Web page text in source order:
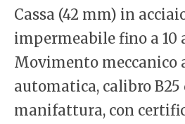
Cassa (42 mm) in
impermeabile fino a 10
Movimento meccanico
automatica, calibro B25
manifattura, con